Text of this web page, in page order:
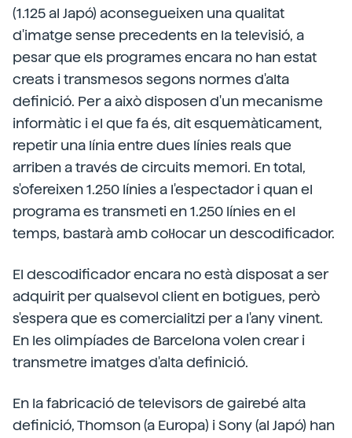
(1.125 al Japó) aconsegueixen una qualitat
d'imatge sense precedents en la televisió, a
pesar que els programes encara no han estat
creats i transmesos segons normes d'alta
definició. Per a això disposen d'un mecanisme
informàtic i el que fa és, dit esquemàticament,
repetir una línia entre dues línies reals que
arriben a través de circuits memori. En total,
s'ofereixen 1.250 línies a l'espectador i quan el
programa es transmeti en 1.250 línies en el
temps, bastarà amb col·locar un descodificador.
El descodificador encara no està disposat a ser
adquirit per qualsevol client en botigues, però
s'espera que es comercialitzi per a l'any vinent.
En les olimpíades de Barcelona volen crear i
transmetre imatges d'alta definició.
En la fabricació de televisors de gairebé alta
definició, Thomson (a Europa) i Sony (al Japó) han